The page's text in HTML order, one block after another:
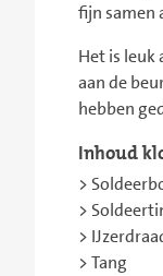
fijn samen
Het is leuk
aan de
hebben
Inhoud
>
>
>
> Tang